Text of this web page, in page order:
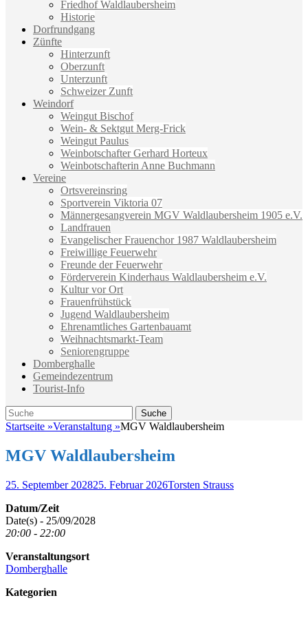
Friedhof Waldlaubersheim
Historie
Dorfrundgang
Zünfte
Hinterzunft
Oberzunft
Unterzunft
Schweizer Zunft
Weindorf
Weingut Bischof
Wein- & Sektgut Merg-Frick
Weingut Paulus
Weinbotschafter Gerhard Horteux
Weinbotschafterin Anne Buchmann
Vereine
Ortsvereinsring
Sportverein Viktoria 07
Männergesangverein MGV Waldlaubersheim 1905 e.V.
Landfrauen
Evangelischer Frauenchor 1987 Waldlaubersheim
Freiwillige Feuerwehr
Freunde der Feuerwehr
Förderverein Kinderhaus Waldlaubersheim e.V.
Kultur vor Ort
Frauenfrühstück
Jugend Waldlaubersheim
Ehrenamtliches Gartenbauamt
Weihnachtsmarkt-Team
Seniorengruppe
Domberghalle
Gemeindezentrum
Tourist-Info
Suche
Suche
nach:
Startseite »Veranstaltung »MGV Waldlaubersheim
MGV Waldlaubersheim
Veröffentlicht
25. September 202825. Februar 2026Autor
Torsten Strauss
Datum/Zeit
Date(s) - 25/09/2028
20:00 - 22:00
Veranstaltungsort
Domberghalle
Kategorien